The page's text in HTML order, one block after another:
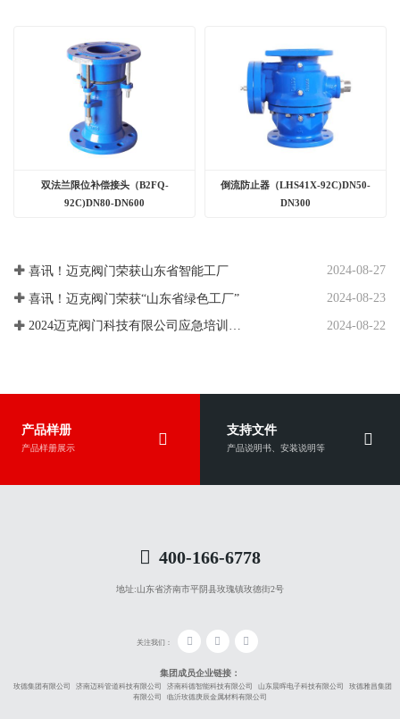
双法兰限位补偿接头（B2FQ-
92C)DN80-DN600
倒流防止器（LHS41X-92C)DN50-
DN300
喜讯！迈克阀门荣获山东省智能工厂 2024-08-27
喜讯！迈克阀门荣获“山东省绿色工厂” 2024-08-23
2024迈克阀门科技有限公司应急培训、应急演练 2024-08-22
产品样册
产品样册展示
支持文件
产品说明书、安装说明等
400-166-6778
地址:山东省济南市平阴县玫瑰镇玫德街2号
关注我们：
集团成员企业链接：
玫德集团有限公司 济南迈科管道科技有限公司 济南科德智能科技有限公司 山东晨晖电子科技有限公司
玫德雅昌集团
有限公司
临沂玫德庚辰金属材料有限公司